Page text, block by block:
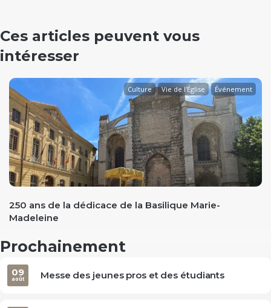
Ces articles peuvent vous
intéresser
Culture Vie de l'Église Événement
250 ans de la dédicace de la Basilique Marie-
Madeleine
Prochainement
Messe des jeunes pros et des étudiants
09
août